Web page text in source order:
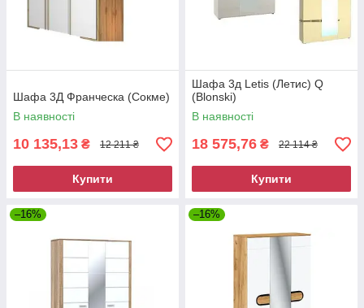
Шафа 3Д Франческа (Сокме)
В наявності
10 135,13 ₴ 12 211 ₴
Купити
Шафа 3д Letis (Летис) Q
(Blonski)
В наявності
18 575,76 ₴ 22 114 ₴
Купити
–16% –16%